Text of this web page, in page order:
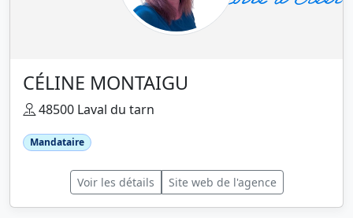
CÉLINE MONTAIGU
48500 Laval du tarn
Mandataire
Voir les détails Site web de l'agence